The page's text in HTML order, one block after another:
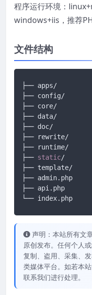
程序运行环境：
windows+iis，推荐
文件结构
├── static
声明：本站所有文
原创发布。任何个人
复制、盗用、采集、
类媒体平台。如若本
联系我们进行处理。